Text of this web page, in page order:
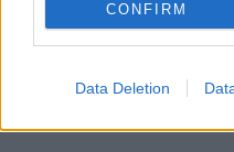
CONFIRM
Data Deletion